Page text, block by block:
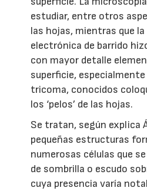
estudiar, entre otros
las hojas, mientras que
electrónica de barrido
con mayor detalle
superficie,
tricoma, conocidos
los ‘pelos’ de las hojas.
Se tratan, según explica
pequeñas estructuras
numerosas células que
de sombrilla o escudo
cuya presencia varía